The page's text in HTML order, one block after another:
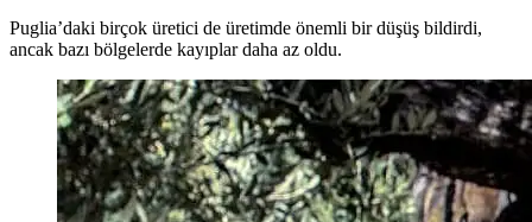
Puglia’daki birçok üretici de üretimde önemli bir düşüş bildirdi,
ancak bazı bölgelerde kayıplar daha az oldu.